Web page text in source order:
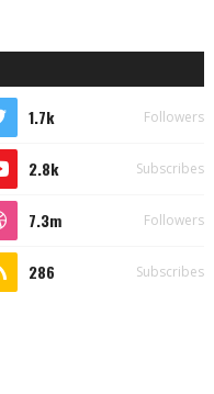
1.7k Followers
2.8k Subscribes
7.3m Followers
286 Subscribes